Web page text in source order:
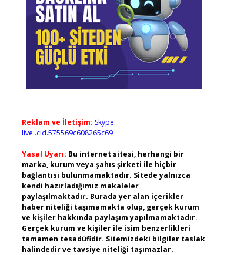
Reklam ve İletişim: Skype:
live:.cid.575569c608265c69
Yasal Uyarı: Bu internet sitesi, herhangi bir
marka, kurum veya şahıs şirketi ile hiçbir
bağlantısı bulunmamaktadır. Sitede yalnızca
kendi hazırladığımız makaleler
paylaşılmaktadır. Burada yer alan içerikler
haber niteliği taşımamakta olup, gerçek kurum
ve kişiler hakkında paylaşım yapılmamaktadır.
Gerçek kurum ve kişiler ile isim benzerlikleri
tamamen tesadüfidir. Sitemizdeki bilgiler taslak
halindedir ve tavsiye niteliği taşımazlar.